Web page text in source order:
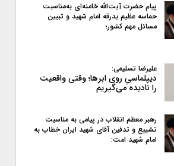
پیام حضرت آیت‌الله خامنه‌ای به‌مناسبت
حماسه عظیم بدرقه امام شهید و تبیین
مسائل مهم کشور؛
علیرضا تسلیمی:
دیپلماسیِ روی ابرها؛ وقتی واقعیت
را نادیده می‌گیریم
رهبر معظم انقلاب در پیامی به‌ مناسبت
تشییع و تدفین آقای شهید ایران خطاب به
امام شهید امت: